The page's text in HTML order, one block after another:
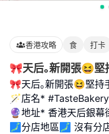
香港攻略 食 打卡
🎀天后｡新開張😆
🎀天后｡新開張😆堅持
🪄店名* #TasteBakery
🔮地址* 香港天后銀幕
🗾分店地區🗾 沒有分